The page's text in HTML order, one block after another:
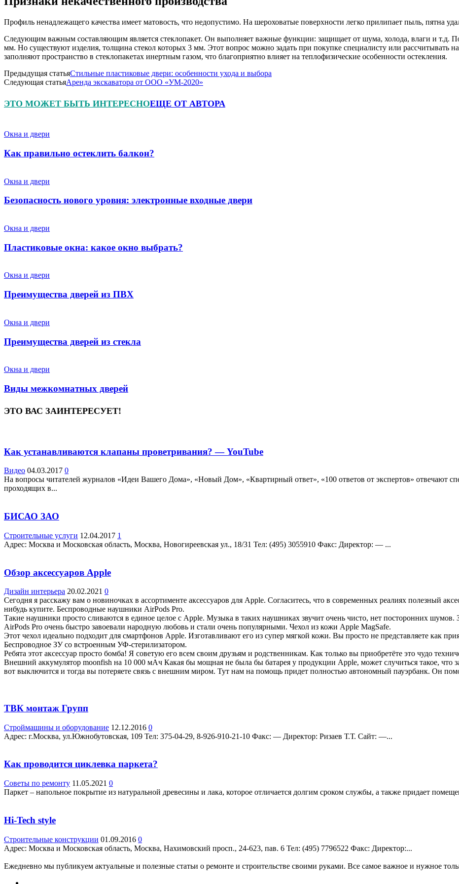
Профиль ненадлежащего качества имеет матовость, что недопустимо. На шероховатые поверхности легко прилипает пыль, пятна
Следующим важным составляющим является стеклопакет. Он выполняет важные функции: защищает от шума, холода, влаги и т.д.
мм. Но существуют изделия, толщина стекол которых 3 мм. Этот вопрос можно задать при покупке специалисту или рассчитывать
заполняют пространство в стеклопакетах инертным газом, что благоприятно влияет на теплофизические особенности остекления.
Предыдущая статьяСтильные пластиковые двери: особенности ухода и выбора
Следующая статьяАренда экскаватора от ООО «УМ-2020»
ЭТО МОЖЕТ БЫТЬ ИНТЕРЕСНОЕЩЕ ОТ АВТОРА
Окна и двери
Как правильно остеклить балкон?
Окна и двери
Безопасность нового уровня: электронные входные двери
Окна и двери
Пластиковые окна: какое окно выбрать?
Окна и двери
Преимущества дверей из ПВХ
Окна и двери
Преимущества дверей из стекла
Окна и двери
Виды межкомнатных дверей
ЭТО ВАС ЗАИНТЕРЕСУЕТ!
Как устанавливаются клапаны проветривания? — YouTube
Видео 04.03.2017 0
На вопросы читателей журналов «Идеи Вашего Дома», «Новый Дом», «Квартирный ответ», «100 ответов от экспертов» отвечают
проходящих в...
БИСАО ЗАО
Строительные услуги 12.04.2017 1
Адрес: Москва и Московская область, Москва, Новогиреевская ул., 18/31 Teл: (495) 3055910 Факс: Директор: — ...
Обзор аксессуаров Apple
Дизайн интерьера 20.02.2021 0
Сегодня я расскажу вам о новиночках в ассортименте аксессуаров для Apple. Согласитесь, что в современных реалиях полезный
нибудь купите. Беспроводные наушники AirPods Pro.
Такие наушники просто сливаются в единое целое с Apple. Музыка в таких наушниках звучит очень чисто, нет посторонних шумов.
AirPods Pro очень быстро завоевали народную любовь и стали очень популярными. Чехол из кожи Apple MagSafe.
Этот чехол идеально подходит для смартфонов Apple. Изготавливают его из супер мягкой кожи. Вы просто не представляете как
Беспроводное ЗУ со встроенным УФ-стерилизатором.
Ребята этот аксессуар просто бомба! Я советую его всем своим друзьям и родственникам. Как только вы приобретёте это чудо
Внешний аккумулятор moonfish на 10 000 мАч Какая бы мощная не была бы батарея у продукции Apple, может случиться такое, что
вот выключится и тогда вы потеряете связь с внешним миром. Тут нам на помощь придет полностью автономный пауэрбанк. Он
ТВК монтаж Групп
Строймашины и оборудование 12.12.2016 0
Адрес: г.Москва, ул.Южнобутовская, 109 Teл: 375-04-29, 8-926-910-21-10 Факс: — Директор: Ризаев Т.Т. Сайт: —...
Как проводится циклевка паркета?
Советы по ремонту 11.05.2021 0
Паркет – напольное покрытие из натуральной древесины и лака, которое отличается долгим сроком службы, а также придает
Hi-Tech style
Строительные конструкции 01.09.2016 0
Адрес: Москва и Московская область, Москва, Нахимовский просп., 24-623, пав. 6 Teл: (495) 7796522 Факс: Директор:...
Ежедневно мы публикуем актуальные и полезные статьи о ремонте и строительстве своими руками. Все самое важное и нужное